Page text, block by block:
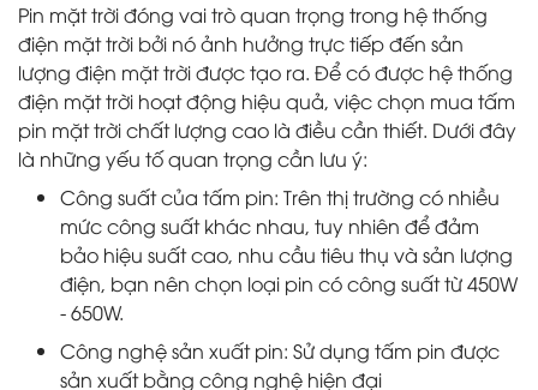
Pin mặt trời đóng vai trò quan trọng trong hệ thống
điện mặt trời bởi nó ảnh hưởng trực tiếp đến sản
lượng điện mặt trời được tạo ra. Để có được hệ thống
điện mặt trời hoạt động hiệu quả, việc chọn mua tấm
pin mặt trời chất lượng cao là điều cần thiết. Dưới đây
là những yếu tố quan trọng cần lưu ý:
Công suất của tấm pin: Trên thị trường có nhiều
mức công suất khác nhau, tuy nhiên để đảm
bảo hiệu suất cao, nhu cầu tiêu thụ và sản lượng
điện, bạn nên chọn loại pin có công suất từ 450W
- 650W.
Công nghệ sản xuất pin: Sử dụng tấm pin được
sản xuất bằng công nghệ hiện đại